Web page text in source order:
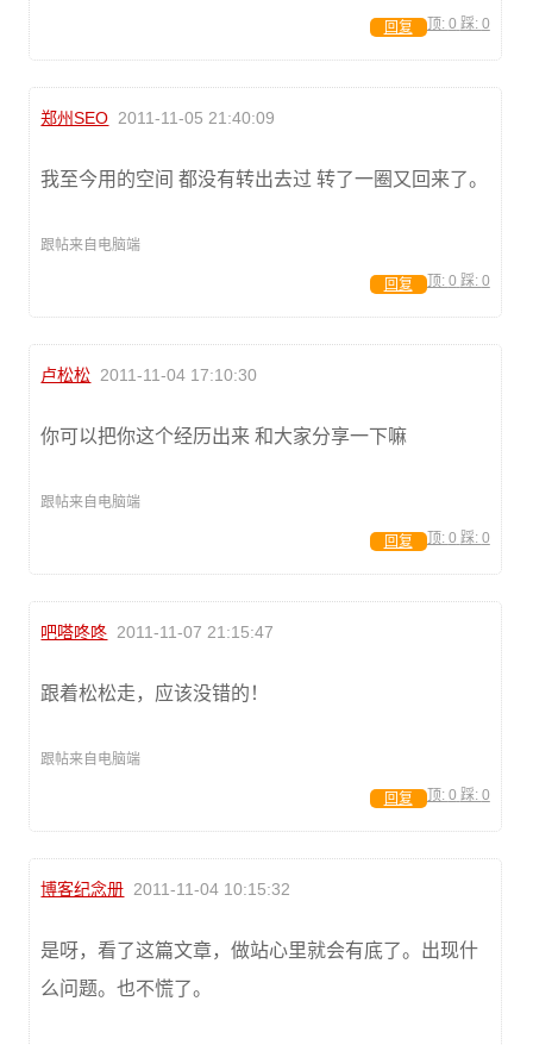
顶: 0 踩: 0
回复
郑州SEO 2011-11-05 21:40:09
我至今用的空间 都没有转出去过 转了一圈又回来了。
跟帖来自电脑端
顶: 0 踩: 0
回复
卢松松 2011-11-04 17:10:30
你可以把你这个经历出来 和大家分享一下嘛
跟帖来自电脑端
顶: 0 踩: 0
回复
吧嗒咚咚 2011-11-07 21:15:47
跟着松松走，应该没错的！
跟帖来自电脑端
顶: 0 踩: 0
回复
博客纪念册 2011-11-04 10:15:32
是呀，看了这篇文章，做站心里就会有底了。出现什
么问题。也不慌了。